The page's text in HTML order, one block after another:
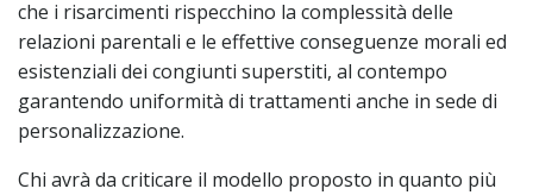
che i risarcimenti rispecchino la complessità delle
relazioni parentali e le effettive conseguenze morali ed
esistenziali dei congiunti superstiti, al contempo
garantendo uniformità di trattamenti anche in sede di
personalizzazione.
Chi avrà da criticare il modello proposto in quanto più